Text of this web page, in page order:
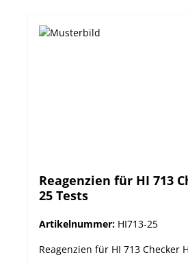
Reagenzien für HI 713
25 Tests
Artikelnummer: HI713-25
Reagenzien für HI 713 Checker